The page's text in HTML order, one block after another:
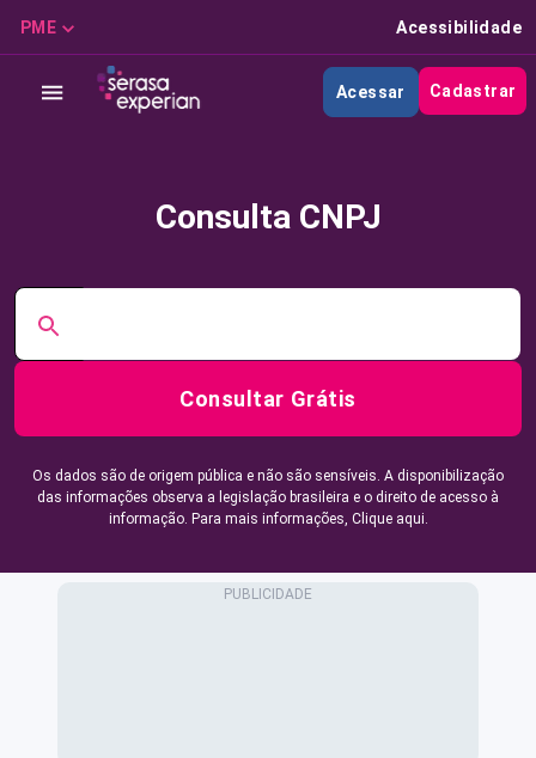
PME Acessibilidade
Acessar Cadastrar
Consulta CNPJ
Consultar Grátis
Os dados são de origem pública e não são sensíveis. A disponibilização
das informações observa a legislação brasileira e o direito de acesso à
informação. Para mais informações, Clique aqui.